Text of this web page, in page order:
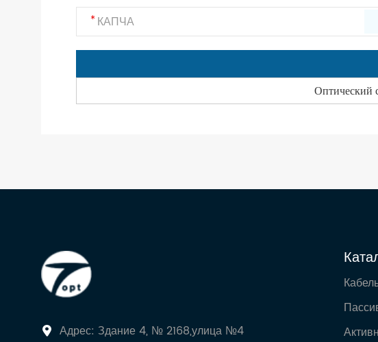
Оптический
Адрес: Здание 4, № 2168,улица №4